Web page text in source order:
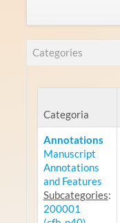
Categories
Categoria
Annotations
Manuscript
Annotations
and Features
Subcategories:
200001